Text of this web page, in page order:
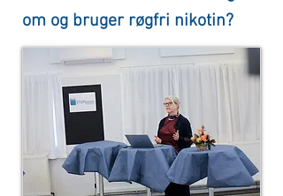
om og bruger røgfri nikotin?